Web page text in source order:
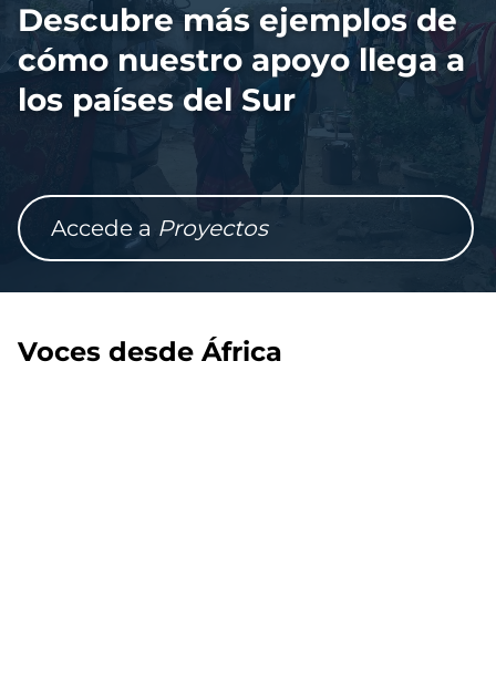
Descubre más ejemplos de
cómo nuestro apoyo llega a
los países del Sur
Accede a Proyectos
Voces desde África